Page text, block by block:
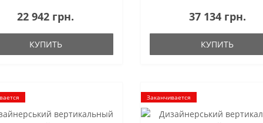
частью коллекции
TESI.Модельный ряд Te..
22 942 грн.
КУПИТЬ
Прибор отвечает современным
требованиям комфорта,
практично..
37 134 грн.
КУПИТЬ
Заканчивается